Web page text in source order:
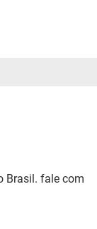
Brasil. fale com